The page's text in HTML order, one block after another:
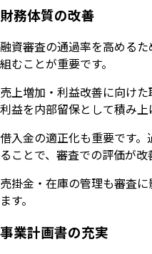
財務体質の改善
融資審査の通過率を高める
組むことが重要です。
売上増加・利益改善に向け
利益を内部留保として積み
借入金の適正化も重要です
ることで、審査での評価が改
売掛金・在庫の管理も審査
ます。
事業計画書の充実